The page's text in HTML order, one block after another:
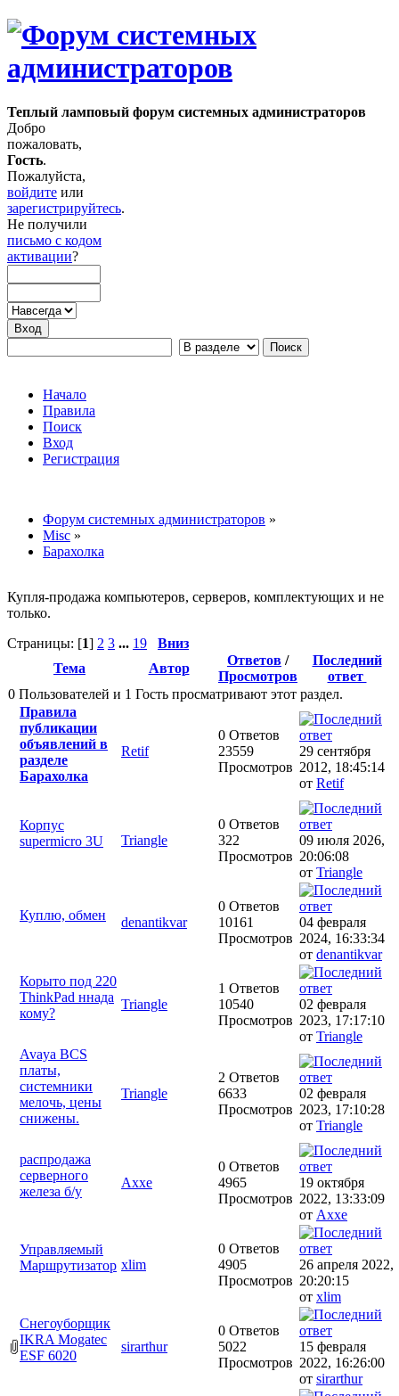
Теплый ламповый форум системных администраторов
Добро
пожаловать,
Гость.
Пожалуйста,
войдите или
зарегистрируйтесь.
Не получили
письмо с кодом
активации?
Начало
Правила
Поиск
Вход
Регистрация
Форум системных администраторов »
Misc »
Барахолка
Купля-продажа компьютеров, серверов, комплектующих и не
только.
Страницы: [1] 2 3 ... 19
Вниз
Тема
Автор
Ответов /
Просмотров
Последний
ответ
0 Пользователей и 1 Гость просматривают этот раздел.
Правила
публикации
объявлений в
разделе
Барахолка
Retif
0 Ответов
23559
Просмотров
29 сентября
2012, 18:45:14
от Retif
Корпус
supermicro 3U
Triangle
0 Ответов
322
Просмотров
09 июля 2026,
20:06:08
от Triangle
Куплю, обмен denantikvar
0 Ответов
10161
Просмотров
04 февраля
2024, 16:33:34
от denantikvar
Корыто под 220
ThinkPad ннада
кому?
Triangle
1 Ответов
10540
Просмотров
02 февраля
2023, 17:17:10
от Triangle
Avaya BCS
платы,
системники
мелочь, цены
снижены.
Triangle
2 Ответов
6633
Просмотров
02 февраля
2023, 17:10:28
от Triangle
распродажа
серверного
железа б/у
Axxe
0 Ответов
4965
Просмотров
19 октября
2022, 13:33:09
от Axxe
Управляемый
Маршрутизатор xlim
0 Ответов
4905
Просмотров
26 апреля 2022,
20:20:15
от xlim
Снегоуборщик
IKRA Mogatec
ESF 6020
sirarthur
0 Ответов
5022
Просмотров
15 февраля
2022, 16:26:00
от sirarthur